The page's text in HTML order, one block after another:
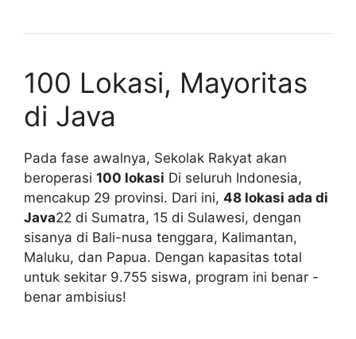
100 Lokasi, Mayoritas
di Java
Pada fase awalnya, Sekolak Rakyat akan
beroperasi 100 lokasi Di seluruh Indonesia,
mencakup 29 provinsi. Dari ini, 48 lokasi ada di
Java22 di Sumatra, 15 di Sulawesi, dengan
sisanya di Bali-nusa tenggara, Kalimantan,
Maluku, dan Papua. Dengan kapasitas total
untuk sekitar 9.755 siswa, program ini benar -
benar ambisius!